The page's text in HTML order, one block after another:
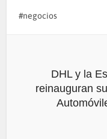
negocios
DHL y la
reinauguran